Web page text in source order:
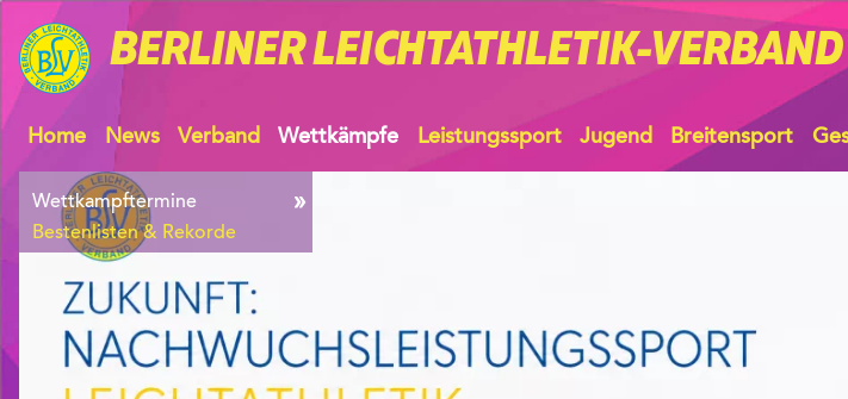
BERLINERLEICHTATHLETIK-VERBAND
Home News Verband Wettkämpfe Leistungssport Jugend Breitensport
Wettkampftermine
Bestenlisten & Rekorde